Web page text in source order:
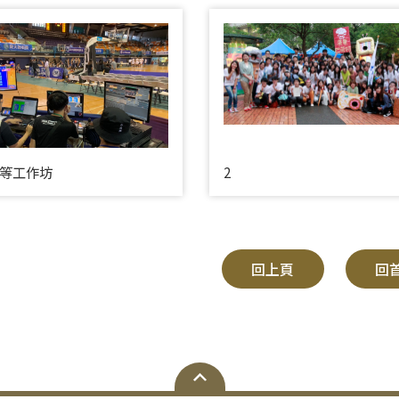
工作坊 2
回上頁 回